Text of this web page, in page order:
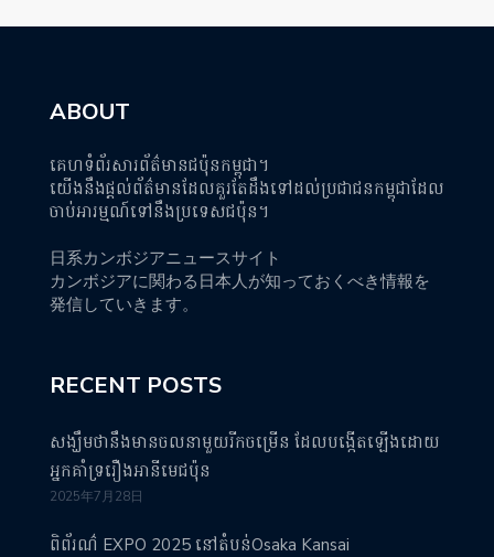
ABOUT
គេហទំព័រសារព័ត៌មានជប៉ុនកម្ពុជា។
យើងនឹងផ្តល់ព័ត៌មានដែលគួរតែដឹងទៅដល់ប្រជាជនកម្ពុជាដែល
ចាប់អារម្មណ៍ទៅនឹងប្រទេសជប៉ុន។
日系カンボジアニュースサイト
カンボジアに関わる日本人が知っておくべき情報を
発信していきます。
RECENT POSTS
សង្ឃឹមថានឹងមានចលនាមួយរីកចម្រើន ដែលបង្កើតឡើងដោយ
អ្នកគាំទ្ររឿងអានីមេជប៉ុន
2025年7月28日
ពិព័រណ៌ EXPO 2025 នៅតំបន់Osaka Kansai